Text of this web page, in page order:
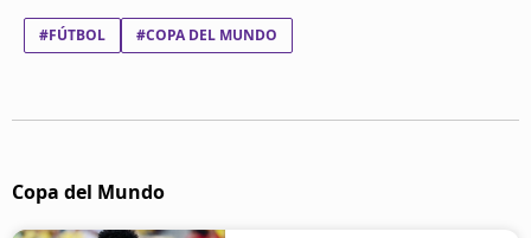
#FÚTBOL #COPA DEL MUNDO
Copa del Mundo